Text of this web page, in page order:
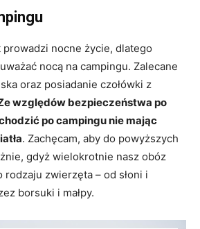
nocne życie, dlatego
nocą na campingu. Zalecane
oraz posiadanie czołówki z
względów bezpieczeństwa po
po campingu nie mając
. Zachęcam, aby do powyższych
gdyż wielokrotnie nasz obóz
rodzaju zwierzęta – od słoni i
borsuki i małpy.